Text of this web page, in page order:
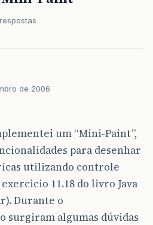
de 2006
um “Mini-Paint”,
para desenhar
utilizando controle
11.18 do livro Java
Durante o
surgiram algumas dúvidas